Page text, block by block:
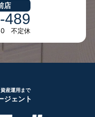
店
489
不定休
産運用まで
ジェント